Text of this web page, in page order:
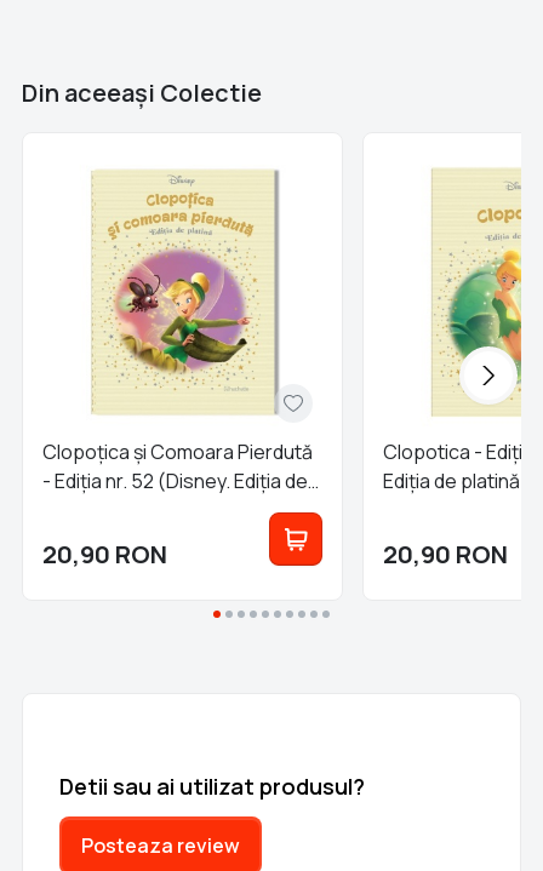
Din aceeaşi Colectie
Clopoțica și Comoara Pierdută
- Ediția nr. 52 (Disney. Ediția de
20,90 RON
Clopotica - Ediția
Ediția de platină)
20,90 RON
Detii sau ai utilizat produsul?
Posteaza review